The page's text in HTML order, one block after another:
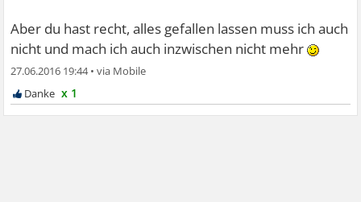
- wenn mein typ am besten zu ihm passt, brauche ich mir
keine sorgen zu machen, dass er ans fremdgehen denkt
- wenn er keine gründe hat, mir fremdzugehen, kann ich
mich sicher fühlen
- wenn ich meine angst ablege, habe ich den kopf frei, um
Aber du hast recht, alles gefallen lassen muss ich auch
nicht und mach ich auch inzwischen nicht mehr
27.06.2016 19:44•
x 1